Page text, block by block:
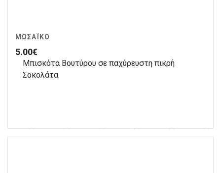
ΜΩΣΑΪΚΌ
5.00€
Μπισκότα Βουτύρου σε παχύρευστη πικρή
Σοκολάτα